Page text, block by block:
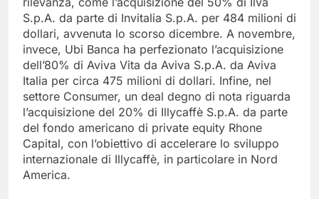
S.p.A. da parte di Invitalia S.p.A. per 484 milioni di
dollari, avvenuta lo scorso dicembre. A novembre,
invece, Ubi Banca ha perfezionato l’acquisizione
dell’80% di Aviva Vita da Aviva S.p.A. da Aviva
Italia per circa 475 milioni di dollari. Infine, nel
settore Consumer, un deal degno di nota riguarda
l’acquisizione del 20% di Illycaffè S.p.A. da parte
del fondo americano di private equity Rhone
Capital, con l’obiettivo di accelerare lo sviluppo
internazionale di Illycaffè, in particolare in Nord
America.